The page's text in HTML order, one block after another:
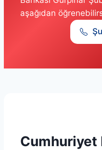
aşağıdan
Cumhuriyet